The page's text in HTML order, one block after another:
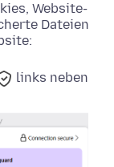
Website-
Dateien
links neben